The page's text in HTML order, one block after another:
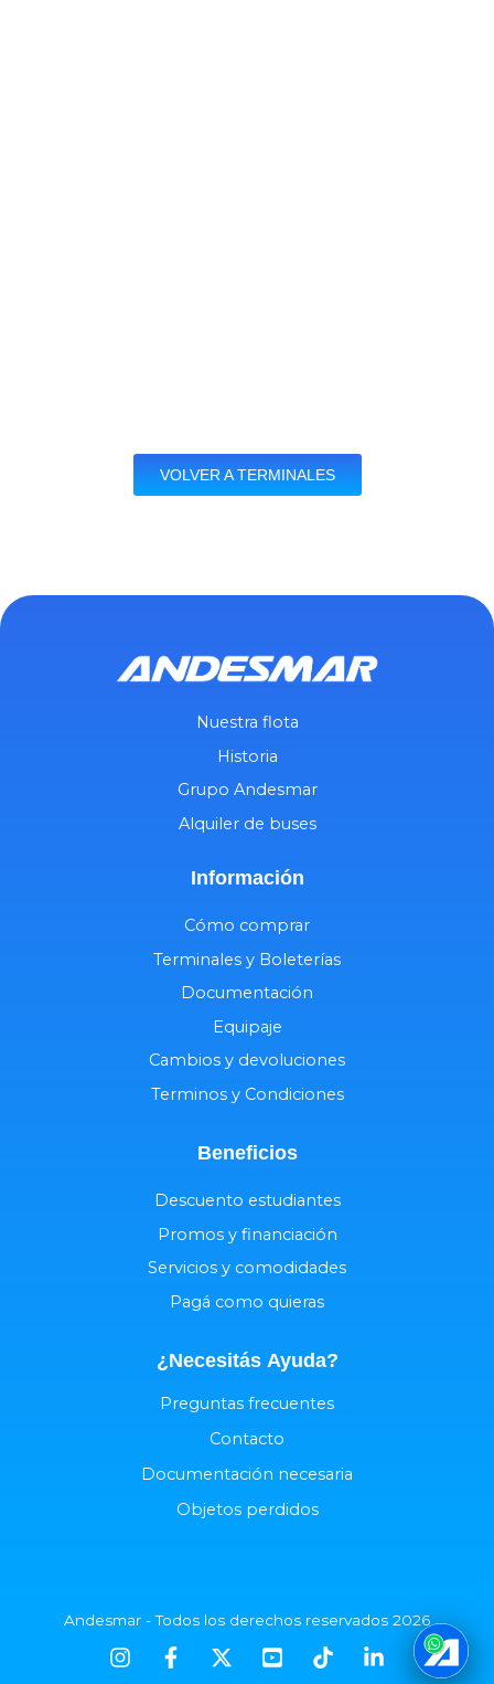
VOLVER A TERMINALES
Nuestra flota
Historia
Grupo Andesmar
Alquiler de buses
Información
Cómo comprar
Terminales y Boleterías
Documentación
Equipaje
Cambios y devoluciones
Terminos y Condiciones
Beneficios
Descuento estudiantes
Promos y financiación
Servicios y comodidades
Pagá como quieras
¿Necesitás Ayuda?
Preguntas frecuentes
Contacto
Documentación necesaria
Objetos perdidos
Andesmar - Todos los derechos reservados 2026
¿Hablamos?